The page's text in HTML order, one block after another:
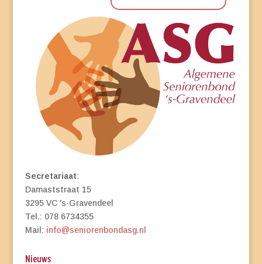
Secretariaat:
Damaststraat 15
3295 VC 's-Gravendeel
Tel.: 078 6734355
Mail: info@seniorenbondasg.nl
Nieuws